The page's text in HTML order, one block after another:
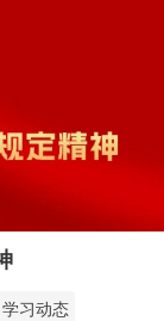
学习动态